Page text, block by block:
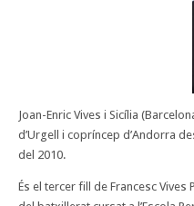
Joan-Enric Vives i Sicília
d’Urgell i copríncep d’Andorra
del 2010.
És el tercer fill de Francesc